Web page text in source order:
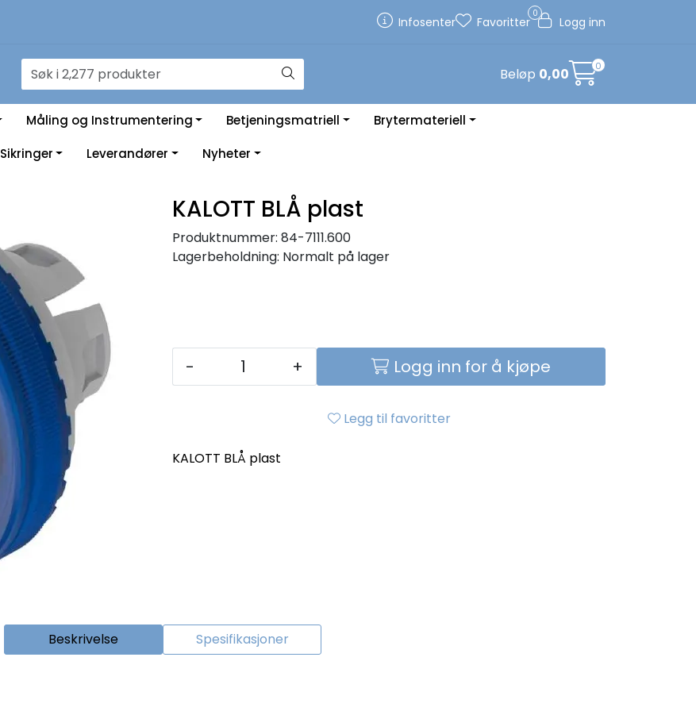
Infosenter
0
Favoritter Logg inn
Beløp 0,00 0
Måling og Instrumentering Betjeningsmatriell
Brytermateriell
Sikringer Leverandører Nyheter
KALOTT BLÅ plast
Produktnummer: 84-7111.600
Lagerbeholdning: Normalt på lager
- + Logg inn for å kjøpe
Legg til favoritter
KALOTT BLÅ plast
Beskrivelse Spesifikasjoner